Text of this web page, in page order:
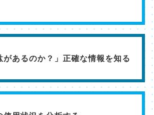
があるのか？」正確な情報を知る​